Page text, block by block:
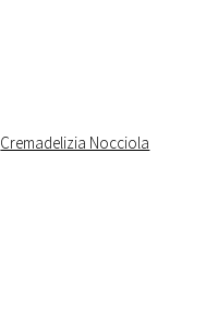
Cremadelizia Nocciola